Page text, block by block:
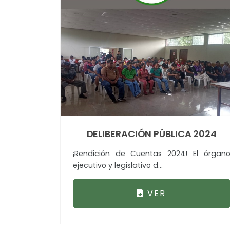
DELIBERACIÓN PÚBLICA 2024
¡Rendición de Cuentas 2024! El órgano
ejecutivo y legislativo d...
VER